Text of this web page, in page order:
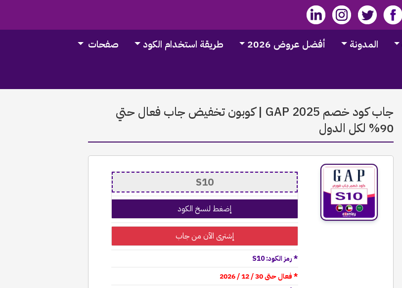
المدونة أفضل عروض 2026 طريقة استخدام الكود صفحات
جاب كود خصم GAP 2025 | كوبون تخفيض جاب فعال حتي
90% لكل الدول
إضغط لنسخ الكود
إشترى الآن من جاب
* رمز الكود: S10
* فعال حتى 30 / 12 / 2026